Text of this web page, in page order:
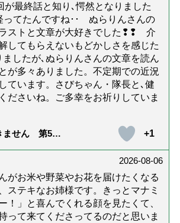
が最終話と知り､愕然となりました
てたんですね･･ ぬらりんさんの
ストと文章が大好きでした❢❢ 介
してもらえないもどかしさを感じた
ましたが､ぬらりんさんの文章を読ん
が多々ありました。不定期での近況
ています。さびちゃん・隊長と､健
ださいね。ご多幸をお祈りしていま
ません 第500
+1
2026-08-06
がお米や野菜やお花を届けたくなる
ステキなお姉様です。きっとマナミ
！」と喜んでくれる顔を見たくて、
って来てくださってるのだと思いま